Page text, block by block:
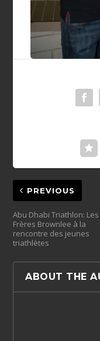
PREVIOUS
Abu Dhabi Triathlon: Les
Frères Brownlee à la
rencontre des jeunes
triathlètes
ABOUT THE